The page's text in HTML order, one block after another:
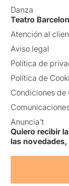
Danza
Teatro
Atención al
Aviso legal
Política de
Política de
Condiciones de
Anuncia’t
Quiero recibir
las